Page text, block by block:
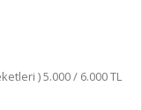
) 5.000 / 6.000 TL